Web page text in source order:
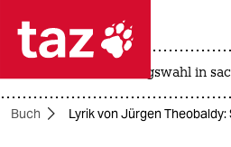
 taz zahl ich
taz zahl ich
landtagswahl in
Buch Lyrik von Jürgen